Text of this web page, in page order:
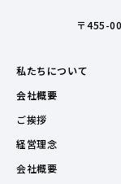
〒455-
私たちについて
会社概要
ご挨拶
経営理念
会社概要